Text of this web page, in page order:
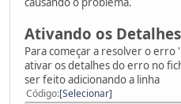
Ativando os
Para começar a resolver o
ativar os detalhes do erro no
ser feito adicionando a linha
Código Selecionar